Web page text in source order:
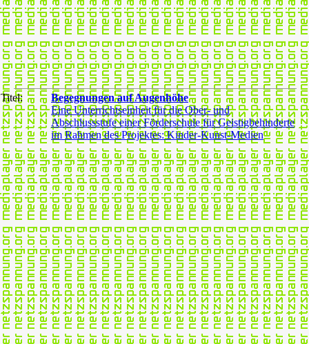
Titel:
Begegnungen auf Augenhöhe
Eine Unterrichtseinheit für die Ober- und
Abschlussstufe einer Förderschule für Geistigbehinderte
im Rahmen des Projektes: Kinder-Kunst-Medien